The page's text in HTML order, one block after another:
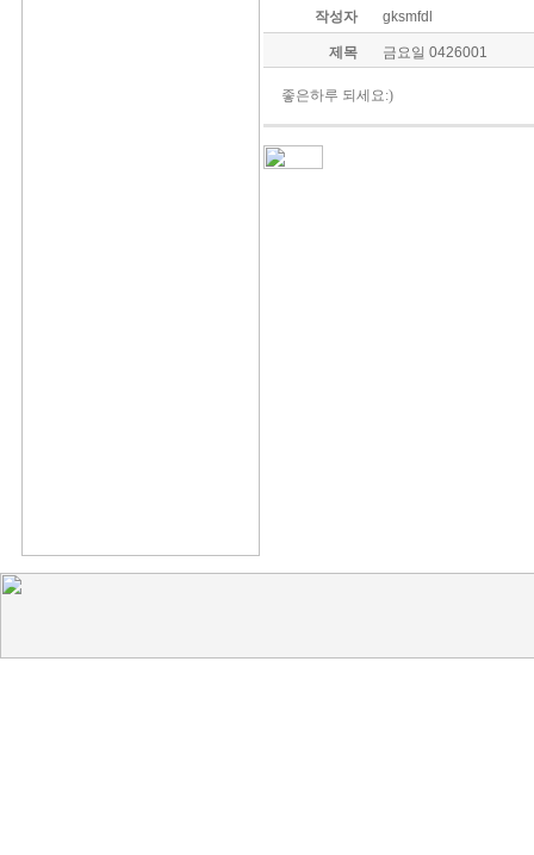
작성자 gksmfdl
제목 금요일 0426001
좋은하루 되세요:)